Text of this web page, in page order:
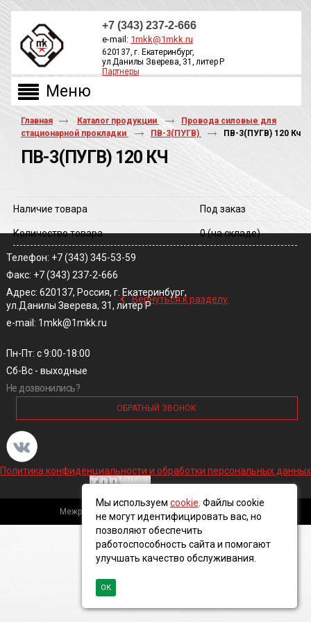
+7 (343) 237-2-666
e-mail: 1mkk@1mkk.ru
620137, г. Екатеринбург,
ул.Данилы Зверева, 31, литер Р
Партнеры
Главная Каталог продукции
Провода силовые для
стационарной прокладки
ПВ-3(ПУГВ) ПВ-3(ПУГВ) 120 Кч
ПВ-3(ПУГВ) 120 КЧ
Наличие товара Под заказ
Количество товара 0(на складе)
‹ Вернуться к разделу
Телефон: +7 (343) 345-53-59
Факс: +7 (343) 237-2-666
Адрес: 620137, Россия, г. Екатеринбург,
ул.Данилы Зверева, 31, литер Р
e-mail: 1mkk@1mkk.ru
Пн-Пт: с 9:00-18:00
Сб-Вс - выходные
Не дозвонились?
ОБРАТНЫЙ ЗВОНОК
Политика конфиденциальности и обработки персональных данных
Межрегиональная кабельная компания, 2016 ©
Мы используем cookie . Файлы cookie
не могут идентифицировать вас, но
позволяют обеспечить
работоспособность сайта и помогают
улучшать качество обслуживания.
ОК